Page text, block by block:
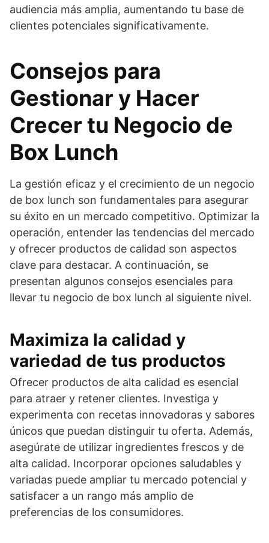
audiencia más amplia, aumentando tu base de
clientes potenciales significativamente.
Consejos para
Gestionar y Hacer
Crecer tu Negocio de
Box Lunch
La gestión eficaz y el crecimiento de un negocio
de box lunch son fundamentales para asegurar
su éxito en un mercado competitivo. Optimizar la
operación, entender las tendencias del mercado
y ofrecer productos de calidad son aspectos
clave para destacar. A continuación, se
presentan algunos consejos esenciales para
llevar tu negocio de box lunch al siguiente nivel.
Maximiza la calidad y
variedad de tus productos
Ofrecer productos de alta calidad es esencial
para atraer y retener clientes. Investiga y
experimenta con recetas innovadoras y sabores
únicos que puedan distinguir tu oferta. Además,
asegúrate de utilizar ingredientes frescos y de
alta calidad. Incorporar opciones saludables y
variadas puede ampliar tu mercado potencial y
satisfacer a un rango más amplio de
preferencias de los consumidores.